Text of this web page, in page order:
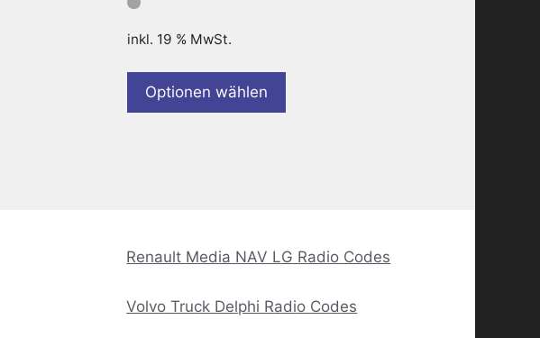
inkl. 19 % MwSt.
Optionen wählen
Renault Media NAV LG Radio Codes
Volvo Truck Delphi Radio Codes